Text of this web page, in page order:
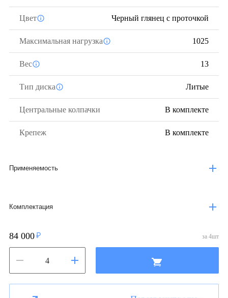
Цвет Черный глянец с проточкой
Максимальная нагрузка 1025
Вес 13
Тип диска Литые
Центральные колпачки В комплекте
Крепеж В комплекте
Применяемость
Комплектация
84 000 за 4шт